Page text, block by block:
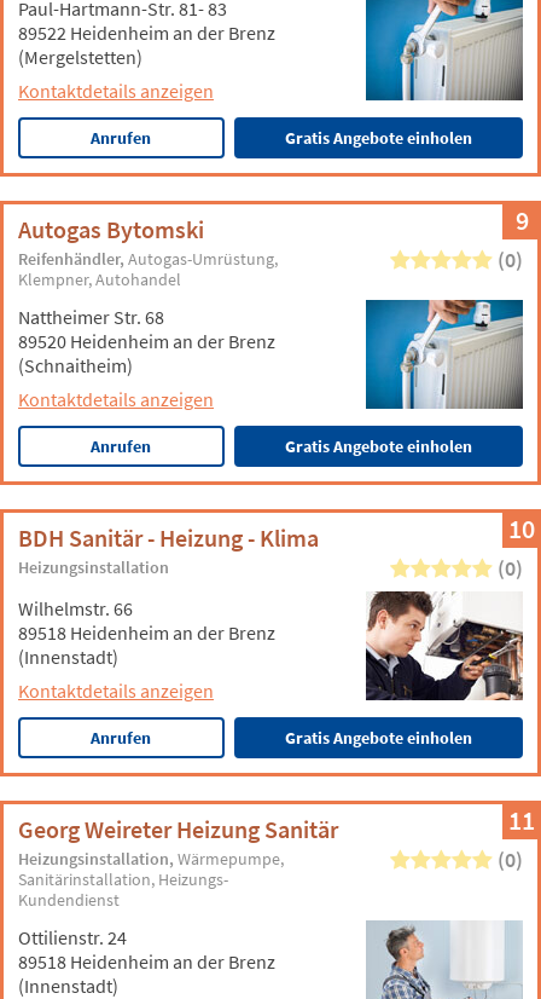
Paul-Hartmann-Str. 81- 83
89522 Heidenheim an der Brenz
(Mergelstetten)
Kontaktdetails anzeigen
Anrufen Gratis Angebote einholen
9
Autogas Bytomski
Reifenhändler Autogas-Umrüstung
Klempner Autohandel
(0)
Nattheimer Str. 68
89520 Heidenheim an der Brenz
(Schnaitheim)
Kontaktdetails anzeigen
Anrufen Gratis Angebote einholen
10
BDH Sanitär - Heizung - Klima
Heizungsinstallation (0)
Wilhelmstr. 66
89518 Heidenheim an der Brenz
(Innenstadt)
Kontaktdetails anzeigen
Anrufen Gratis Angebote einholen
11
Georg Weireter Heizung Sanitär
Heizungsinstallation Wärmepumpe
Sanitärinstallation Heizungs-
Kundendienst
(0)
Ottilienstr. 24
89518 Heidenheim an der Brenz
(Innenstadt)